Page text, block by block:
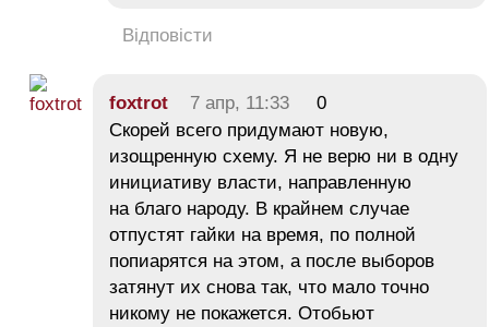
Відповісти
foxtrot 7 апр, 11:33
0
Скорей всего придумают новую,
изощренную схему. Я не верю ни в одну
инициативу власти, направленную
на благо народу. В крайнем случае
отпустят гайки на время, по полной
попиарятся на этом, а после выборов
затянут их снова так, что мало точно
никому не покажется. Отобьют